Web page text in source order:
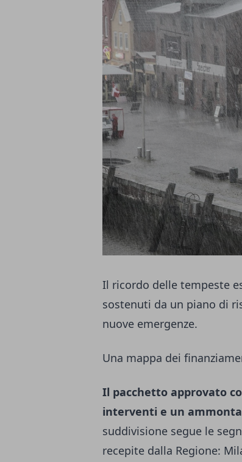
Il ricordo delle tempeste
sostenuti da un piano di
nuove emergenze.
Una mappa dei
Il pacchetto approvato
interventi e un
suddivisione segue le
recepite dalla Regione: